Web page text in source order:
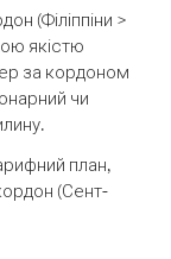
(Філіппіни >
якістю
за кордоном
чи
план,
(Сент-